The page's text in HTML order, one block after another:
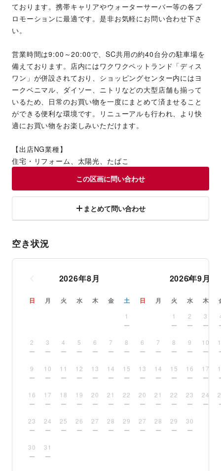
ております。携帯キャリアやウォーターサーバー等の各プ
ロモーションに最適です。是非お気軽にお問い合わせ下さ
い。
営業時間は9:00～20:00で、SC共用の約40台分の駐車場を
備えております。店内にはワクワクペットランド「ディス
ワン」が併設されており、ショッピングセンター内にはヨ
ークベニマル、ダイソー、ニトリなどの大型店舗も揃って
いるため、日常のお買い物を一度にまとめて済ませること
ができる便利な環境です。リニューアルも行われ、より快
適にお買い物をお楽しみいただけます。
【出店NG業種】
住宅・リフォーム、太陽光、たばこ
この区画に問い合わせ
まとめて問い合わせ
空き状況
2026年8月
日 月 火 水 木 金 土
1
2 3 4 5 6 7 8
9 10 11 12 13 14 15
16 17 18 19 20 21 22
23 24 25 26 27 28 29
30 31
2026年9月
日 月 火 水 木
1 2 3
6 7 8 9 10
13 14 15 16 17
20 21 22 23 24
27 28 29 30